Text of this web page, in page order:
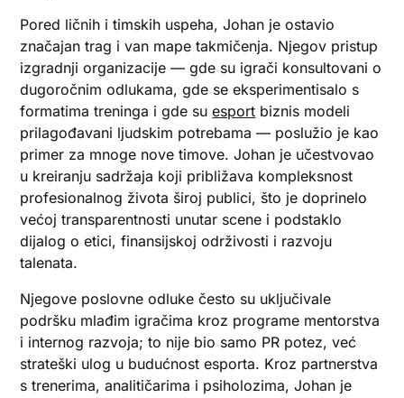
Pored ličnih i timskih uspeha, Johan je ostavio
značajan trag i van mape takmičenja. Njegov pristup
izgradnji organizacije — gde su igrači konsultovani o
dugoročnim odlukama, gde se eksperimentisalo s
formatima treninga i gde suesport biznis modeli
prilagođavani ljudskim potrebama — poslužio je kao
primer za mnoge nove timove. Johan je učestvovao
u kreiranju sadržaja koji približava kompleksnost
profesionalnog života široj publici, što je doprinelo
većoj transparentnosti unutar scene i podstaklo
dijalog o etici, finansijskoj održivosti i razvoju
talenata.
Njegove poslovne odluke često su uključivale
podršku mlađim igračima kroz programe mentorstva
i internog razvoja; to nije bio samo PR potez, već
strateški ulog u budućnost esporta. Kroz partnerstva
s trenerima, analitičarima i psiholozima, Johan je